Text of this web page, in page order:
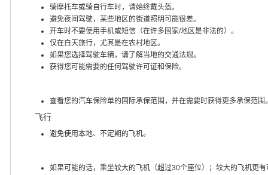
骑摩托车或骑自行车时，请始终戴头盔。
避免夜间驾驶，某些地区的街道照明可能很差。
开车时不要使用手机或短信（在许多国家/地区是非法的）。
仅在白天旅行，尤其是在农村地区。
如果您选择驾驶车辆，请了解当地的交通法规。
获得您可能需要的任何驾驶许可证和保险。
查看您的汽车保险单的国际承保范围，并在需要时获得更多承保范围
飞行
避免使用本地、不定期的飞机。
如果可能的话，乘坐较大的飞机（超过30个座位）；较大的飞机更